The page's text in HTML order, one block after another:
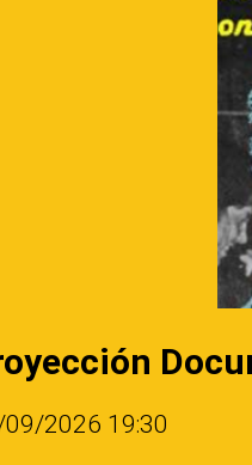
2026 19:30